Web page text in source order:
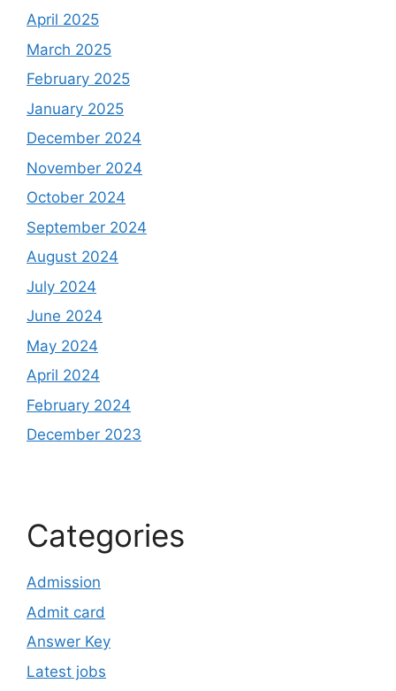
April 2025
March 2025
February 2025
January 2025
December 2024
November 2024
October 2024
September 2024
August 2024
July 2024
June 2024
May 2024
April 2024
February 2024
December 2023
Categories
Admission
Admit card
Answer Key
Latest jobs